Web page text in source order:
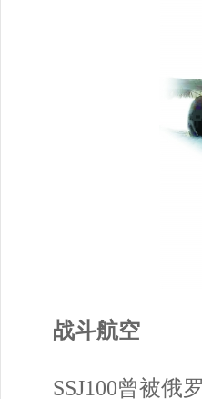
战斗航空
SSJ100曾被俄